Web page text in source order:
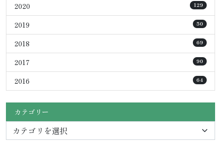
2020 129
2019 50
2018 69
2017 90
2016 64
カテゴリー